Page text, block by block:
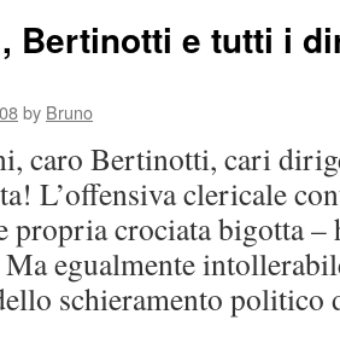
Bertinotti e tutti i
by Bruno
caro Bertinotti, cari
L’offensiva clericale
propria crociata bigotta
egualmente
schieramento